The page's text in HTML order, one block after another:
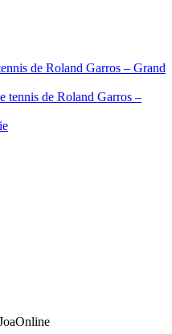
de Roland Garros – Grand
tennis de Roland Garros –